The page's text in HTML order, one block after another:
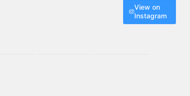
View on
Instagram